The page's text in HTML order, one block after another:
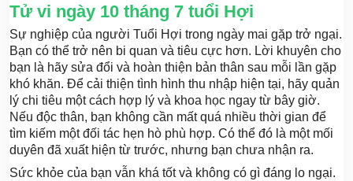
Tử vi ngày 10 tháng 7 tuổi Hợi
Sự nghiệp của người Tuổi Hợi trong ngày mai gặp trở ngại.
Bạn có thể trở nên bi quan và tiêu cực hơn. Lời khuyên cho
bạn là hãy sửa đổi và hoàn thiện bản thân sau mỗi lần gặp
khó khăn. Để cải thiện tình hình thu nhập hiện tại, hãy quản
lý chi tiêu một cách hợp lý và khoa học ngay từ bây giờ.
Nếu độc thân, bạn không cần mất quá nhiều thời gian để
tìm kiếm một đối tác hẹn hò phù hợp. Có thể đó là một mối
duyên đã xuất hiện từ trước, nhưng bạn chưa nhận ra.
Sức khỏe của bạn vẫn khá tốt và không có gì đáng lo ngại.